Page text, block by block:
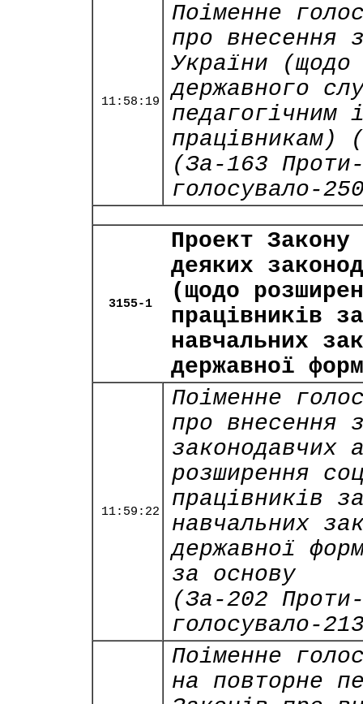
11:58:19
Поіменне
про внесення
України (щодо
державного
педагогічним
працівникам)
(За-163
голосувало-
3155-1
Проект
деяких
(щодо
працівників
навчальних
державної
11:59:22
Поіменне
про внесення
законодавчих
розширення
працівників
навчальних
державної
за основу
(За-202
голосувало-
Поіменне
на повторне